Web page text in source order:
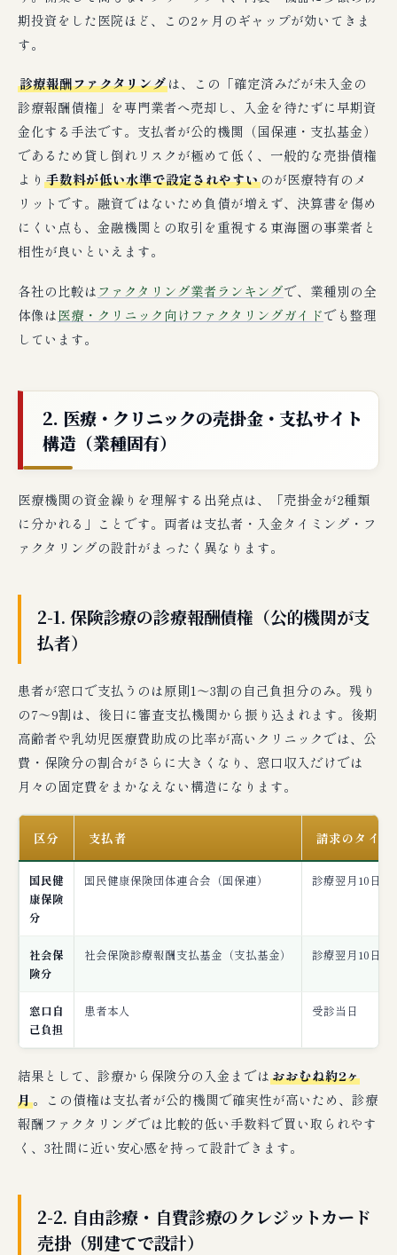
期投資をした医院ほど、この2ヶ月のギャップが効いてきま
す。
診療報酬ファクタリングは、この「確定済みだが未入金の
診療報酬債権」を専門業者へ売却し、入金を待たずに早期資
金化する手法です。支払者が公的機関（国保連・支払基金）
であるため貸し倒れリスクが極めて低く、一般的な売掛債権
より 手数料が低い水準で設定されやすいのが医療特有のメ
リットです。融資ではないため負債が増えず、決算書を傷め
にくい点も、金融機関との取引を重視する東海圏の事業者と
相性が良いといえます。
各社の比較は ファクタリング業者ランキングで、業種別の全
体像は医療・クリニック向けファクタリングガイドでも整理
しています。
2. 医療・クリニックの売掛金・支払サイト
構造（業種固有）
医療機関の資金繰りを理解する出発点は、「売掛金が2種類
に分かれる」ことです。両者は支払者・入金タイミング・フ
ァクタリングの設計がまったく異なります。
2-1. 保険診療の診療報酬債権（公的機関が支
払者）
患者が窓口で支払うのは原則1〜3割の自己負担分のみ。残り
の7〜9割は、後日に審査支払機関から振り込まれます。後期
高齢者や乳幼児医療費助成の比率が高いクリニックでは、公
費・保険分の割合がさらに大きくなり、窓口収入だけでは
月々の固定費をまかなえない構造になります。
区分 支払者 請求のタイミ
国民健
康保険
分
国民健康保険団体連合会（国保連） 診療翌月10日頃
社会保
険分
社会保険診療報酬支払基金（支払基金） 診療翌月10日頃
窓口自
己負担
患者本人 受診当日
結果として、診療から保険分の入金まではおおむね約2ヶ
月。この債権は支払者が公的機関で確実性が高いため、診療
報酬ファクタリングでは比較的低い手数料で買い取られやす
く、3社間に近い安心感を持って設計できます。
2-2. 自由診療・自費診療のクレジットカード
売掛（別建てで設計）